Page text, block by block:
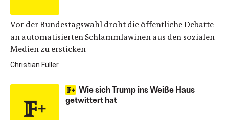
Vor der Bundestagswahl droht die öffentliche Debatte
an automatisierten Schlammlawinen aus den sozialen
Medien zu ersticken
Christian Füller
Wie sich Trump ins Weiße Haus
getwittert hat